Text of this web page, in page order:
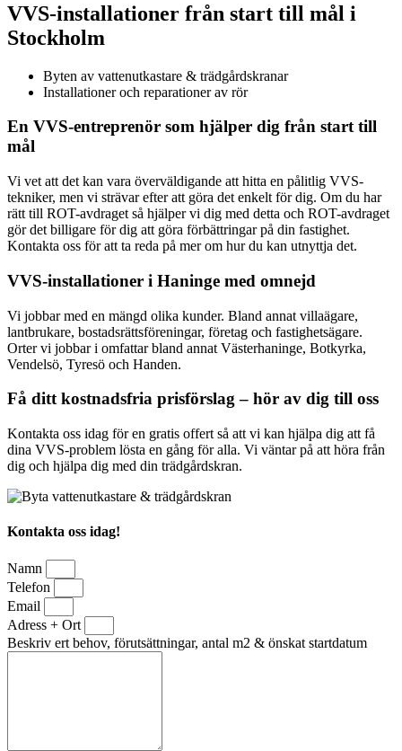
VVS-installationer från start till mål i
Stockholm
Byten av vattenutkastare & trädgårdskranar
Installationer och reparationer av rör
En VVS-entreprenör som hjälper dig från start till
mål
Vi vet att det kan vara överväldigande att hitta en pålitlig VVS-
tekniker, men vi strävar efter att göra det enkelt för dig. Om du har
rätt till ROT-avdraget så hjälper vi dig med detta och ROT-avdraget
gör det billigare för dig att göra förbättringar på din fastighet.
Kontakta oss för att ta reda på mer om hur du kan utnyttja det.
VVS-installationer i Haninge med omnejd
Vi jobbar med en mängd olika kunder. Bland annat villaägare,
lantbrukare, bostadsrättsföreningar, företag och fastighetsägare.
Orter vi jobbar i omfattar bland annat Västerhaninge, Botkyrka,
Vendelsö, Tyresö och Handen.
Få ditt kostnadsfria prisförslag – hör av dig till oss
Kontakta oss idag för en gratis offert så att vi kan hjälpa dig att få
dina VVS-problem lösta en gång för alla. Vi väntar på att höra från
dig och hjälpa dig med din trädgårdskran.
Kontakta oss idag!
Namn
Telefon
Email
Adress + Ort
Beskriv ert behov, förutsättningar, antal m2 & önskat startdatum